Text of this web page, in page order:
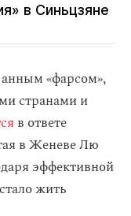
в Синьцзяне
«фарсом»,
странами и
в ответе
в Женеве Лю
эффективной
жить